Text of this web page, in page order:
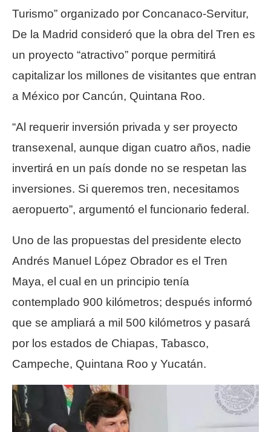
Turismo” organizado por Concanaco-Servitur,
De la Madrid consideró que la obra del Tren es
un proyecto “atractivo” porque permitirá
capitalizar los millones de visitantes que entran
a México por Cancún, Quintana Roo.
“Al requerir inversión privada y ser proyecto
transexenal, aunque digan cuatro años, nadie
invertirá en un país donde no se respetan las
inversiones. Si queremos tren, necesitamos
aeropuerto”, argumentó el funcionario federal.
Uno de las propuestas del presidente electo
Andrés Manuel López Obrador es el Tren
Maya, el cual en un principio tenía
contemplado 900 kilómetros; después informó
que se ampliará a mil 500 kilómetros y pasará
por los estados de Chiapas, Tabasco,
Campeche, Quintana Roo y Yucatán.